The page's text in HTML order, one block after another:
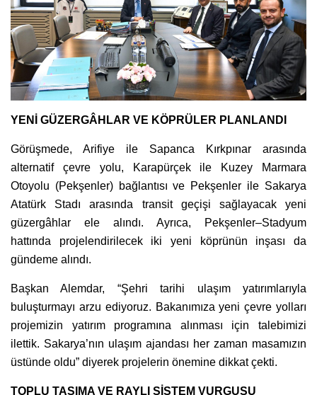
YENİ GÜZERGÂHLAR VE KÖPRÜLER PLANLANDI
Görüşmede, Arifiye ile Sapanca Kırkpınar arasında
alternatif çevre yolu, Karapürçek ile Kuzey Marmara
Otoyolu (Pekşenler) bağlantısı ve Pekşenler ile Sakarya
Atatürk Stadı arasında transit geçişi sağlayacak yeni
güzergâhlar ele alındı. Ayrıca, Pekşenler–Stadyum
hattında projelendirilecek iki yeni köprünün inşası da
gündeme alındı.
Başkan Alemdar, “Şehri tarihi ulaşım yatırımlarıyla
buluşturmayı arzu ediyoruz. Bakanımıza yeni çevre yolları
projemizin yatırım programına alınması için talebimizi
ilettik. Sakarya’nın ulaşım ajandası her zaman masamızın
üstünde oldu” diyerek projelerin önemine dikkat çekti.
TOPLU TAŞIMA VE RAYLI SİSTEM VURGUSU